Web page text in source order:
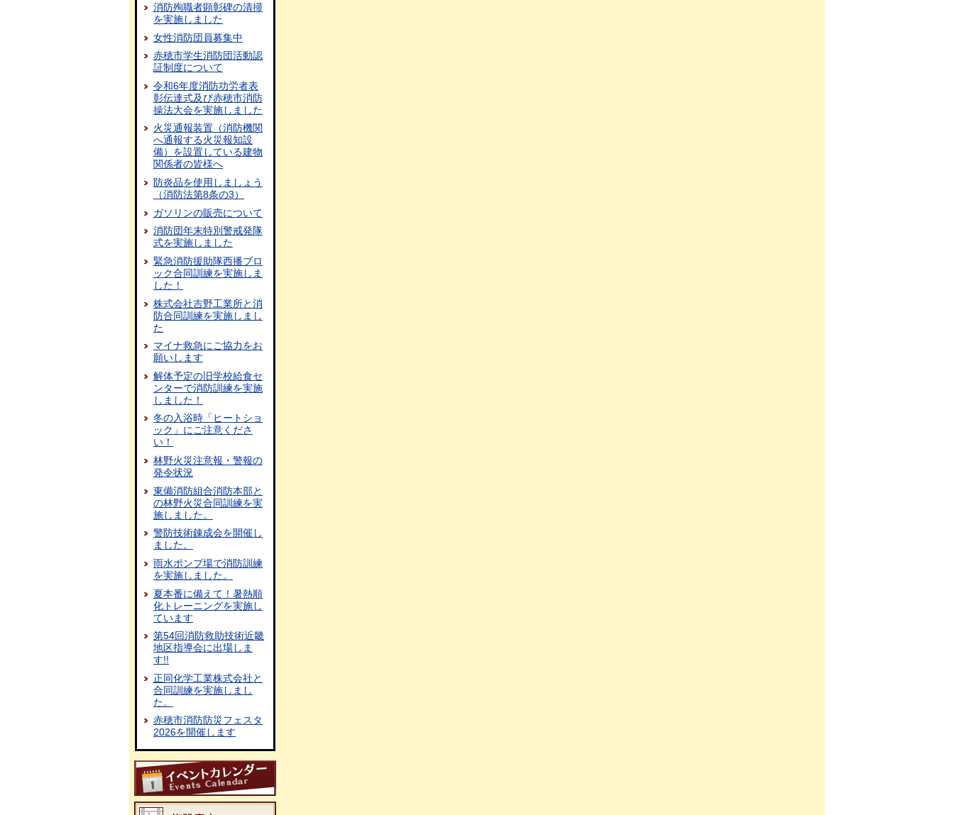
消防殉職者顕彰碑の清掃
を実施しました
女性消防団員募集中
赤穂市学生消防団活動認
証制度について
令和6年度消防功労者表
彰伝達式及び赤穂市消防
操法大会を実施しました
火災通報装置（消防機関
へ通報する火災報知設
備）を設置している建物
関係者の皆様へ
防炎品を使用しましょう
（消防法第8条の3）
ガソリンの販売について
消防団年末特別警戒発隊
式を実施しました
緊急消防援助隊西播ブロ
ック合同訓練を実施しま
した！
株式会社吉野工業所と消
防合同訓練を実施しまし
た
マイナ救急にご協力をお
願いします
解体予定の旧学校給食セ
ンターで消防訓練を実施
しました！
冬の入浴時「ヒートショ
ック」にご注意くださ
い！
林野火災注意報・警報の
発令状況
東備消防組合消防本部と
の林野火災合同訓練を実
施しました。
警防技術錬成会を開催し
ました。
雨水ポンプ場で消防訓練
を実施しました。
夏本番に備えて！暑熱順
化トレーニングを実施し
ています
第54回消防救助技術近畿
地区指導会に出場しま
す!!
正同化学工業株式会社と
合同訓練を実施しまし
た。
赤穂市消防防災フェスタ
2026を開催します